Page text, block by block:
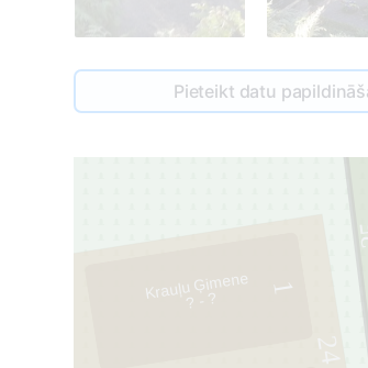
Pieteikt datu
24
1
Krauļu Ģimene
? - ?